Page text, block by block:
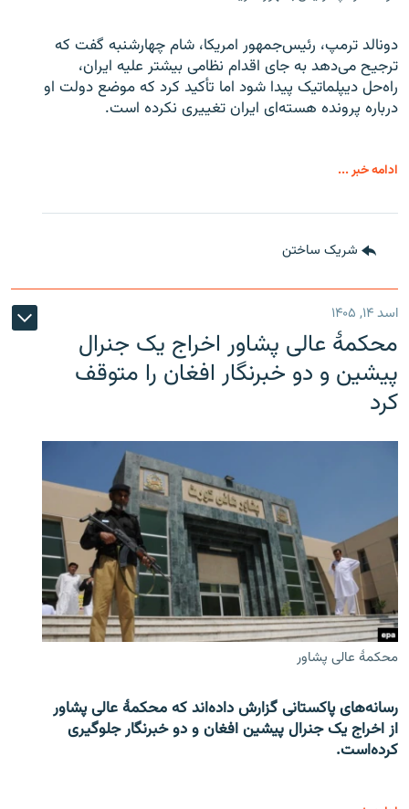
دونالد ترمپ، رئیس‌جمهور امریکا، شام چهارشنبه گفت که
ترجیح می‌دهد به جای اقدام نظامی بیشتر علیه ایران،
راه‌حل دیپلماتیک پیدا شود اما تأکید کرد که موضع دولت او
درباره پرونده هسته‌ای ایران تغییری نکرده است.
ادامه خبر ...
شریک ساختن
اسد ۱۴, ۱۴۰۵
محکمۀ عالی پشاور اخراج یک جنرال
پیشین و دو خبرنگار افغان را متوقف
کرد
محکمۀ عالی پشاور
رسانه‌های پاکستانی گزارش داده‌اند که محکمۀ عالی پشاور
از اخراج یک جنرال پیشین افغان و دو خبرنگار جلوگیری
کرده‌است.